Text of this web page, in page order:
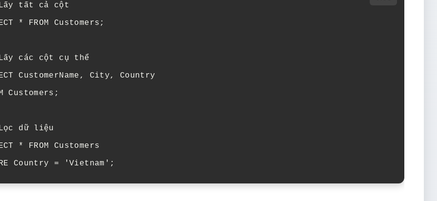
tất cả cột
* FROM Customers;
các cột cụ thể
CustomerName, City, Country
Customers;
dữ liệu
* FROM Customers
Country = 'Vietnam';